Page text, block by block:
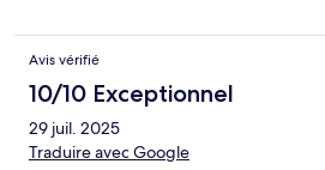
Avis vérifié
10/10 Exceptionnel
29 juil. 2025
Traduire avec Google